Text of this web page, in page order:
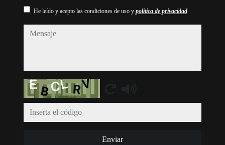
He leído y acepto las condiciones de uso y política de privacidad
mensaje
Captcha
Enviar